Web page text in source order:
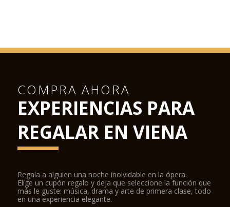
COMPRA AHORA
EXPERIENCIAS PARA
REGALAR EN VIENA
Regala a alguien una noche inolvidable en la ópera.
Elige un cupón regalo y deja que seleccione la función que
más le guste: música, drama y arte de primera clase, todo
en una experiencia elegante.